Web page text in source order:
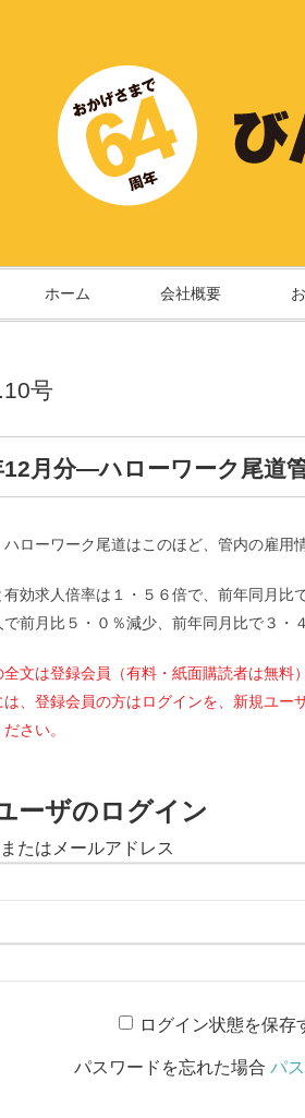
ホーム 会社概要
号
12月分―ハローワーク尾道
ローワーク尾道はこのほど、管内の雇用
有効求人倍率は１・５６倍で、前年同月比
前月比５・０％減少、前年同月比で３・
全文は登録会員（有料・紙面購読者は無料
は、登録会員の方はログインを、新規ユー
さい。
ーザのログイン
たはメールアドレス
ログイン状態を保存
パスワードを忘れた場合パ